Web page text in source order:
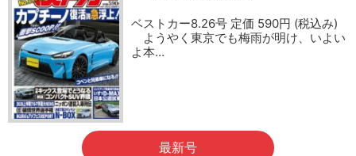
ベストカー8.26号 定価 590円 (税込み)
ようやく東京でも梅雨が明け、いよい
よ本…
最新号